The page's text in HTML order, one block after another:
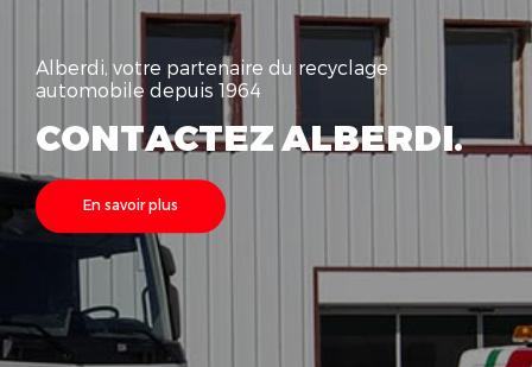
Alberdi, votre partenaire du recyclage
automobile depuis 1964
CONTACTEZ ALBERDI.
En savoir plus